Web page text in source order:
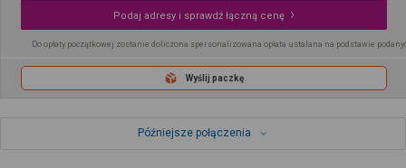
Podaj adresy i sprawdź łączną cenę
Do opłaty początkowej zostanie doliczona spersonalizowana opłata ustalana na podstawie
Wyślij paczkę
Późniejsze połączenia